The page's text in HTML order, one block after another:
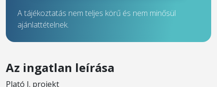
A tájékoztatás nem teljes körű és nem minősül
ajánlattételnek.
Az ingatlan leírása
Plató I. projekt